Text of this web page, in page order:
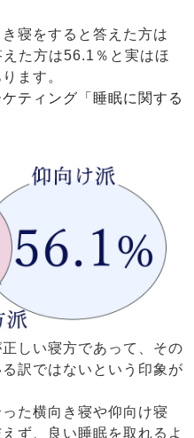
寝をすると答えた方は
た方は56.1％と実はほ
ます。
ティング「睡眠に関する
しい寝方であって、その
訳ではないという印象が
た横向き寝や仰向け寝
ず、良い睡眠を取れるよ